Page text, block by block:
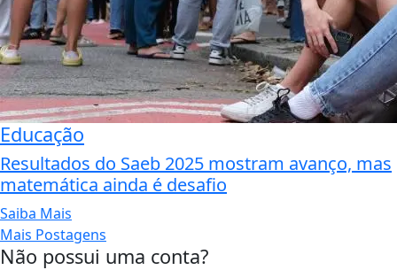
Educação
Resultados do Saeb 2025 mostram avanço, mas
matemática ainda é desafio
Saiba Mais
Mais Postagens
Não possui uma conta?